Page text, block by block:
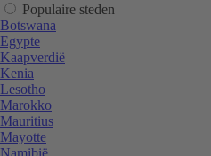
Populaire steden
Botswana
Egypte
Kaapverdië
Kenia
Lesotho
Marokko
Mauritius
Mayotte
Namibië